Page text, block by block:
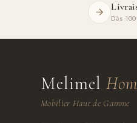
Dès
Melimel
Mobilier Haut de Gamme